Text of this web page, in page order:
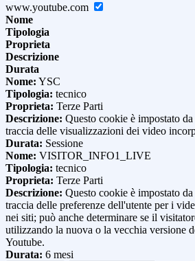
www.youtube.com
Nome
Tipologia
Proprieta
Descrizione
Durata
Nome: YSC
Tipologia: tecnico
Proprieta: Terze Parti
Descrizione: Questo cookie è impostato
traccia delle visualizzazioni dei video
Durata: Sessione
Nome: VISITOR_INFO1_LIVE
Tipologia: tecnico
Proprieta: Terze Parti
Descrizione: Questo cookie è impostato
traccia delle preferenze dell'utente per i
nei siti; può anche determinare se il
utilizzando la nuova o la vecchia versione
Youtube.
Durata: 6 mesi